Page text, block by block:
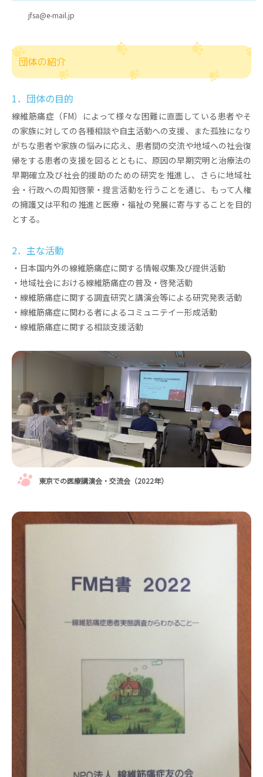
jfsa@e-mail.jp
団体の紹介
1．団体の目的
線維筋痛症（FM）によって様々な困難に直面している患者やそ
の家族に対しての各種相談や自主活動への支援、また孤独になり
がちな患者や家族の悩みに応え、患者間の交流や地域への社会復
帰をする患者の支援を図るとともに、原因の早期究明と治療法の
早期確立及び社会的援助のための研究を推進し、さらに地域社
会・行政への周知啓蒙・提言活動を行うことを通じ、もって人権
の擁護又は平和の推進と医療・福祉の発展に寄与することを目的
とする。
2．主な活動
・日本国内外の線維筋痛症に関する情報収集及び提供活動
・地域社会における線維筋痛症の普及・啓発活動
・線維筋痛症に関する調査研究と講演会等による研究発表活動
・線維筋痛症に関わる者によるコミュニテイー形成活動
・線維筋痛症に関する相談支援活動
東京での医療講演会・交流会（2022年）